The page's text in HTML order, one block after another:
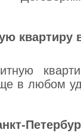
квартиру
в любом